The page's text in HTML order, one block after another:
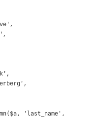
'last_name',